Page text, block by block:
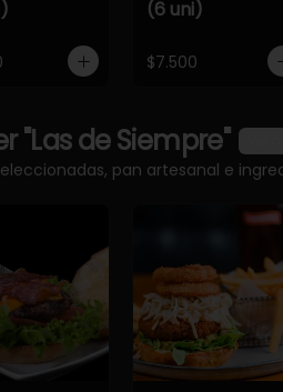
(6 uni)
$7.500
"Las de Siempre"
pan artesanal e